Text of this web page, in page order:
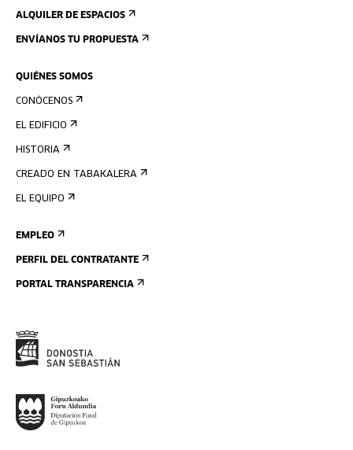
ALQUILER DE ESPACIOS
ENVÍANOS TU PROPUESTA
QUIÉNES SOMOS
CONÓCENOS
EL EDIFICIO
HISTORIA
CREADO EN TABAKALERA
EL EQUIPO
EMPLEO
PERFIL DEL CONTRATANTE
PORTAL TRANSPARENCIA